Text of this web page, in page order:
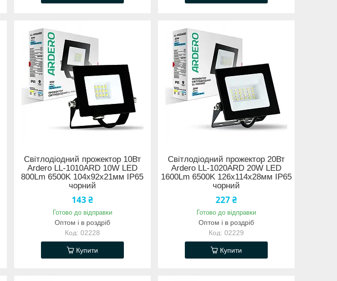
Світлодіодний прожектор 10Вт
Ardero LL-1010ARD 10W LED
800Lm 6500K 104х92х21мм IP65
чорний
143 ₴
Готово до відправки
Оптом і в роздріб
02228
Купити
Світлодіодний прожектор 20Вт
Ardero LL-1020ARD 20W LED
1600Lm 6500K 126x114x28мм IP65
чорний
227 ₴
Готово до відправки
Оптом і в роздріб
02229
Купити